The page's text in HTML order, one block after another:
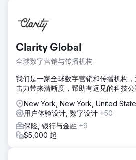
Cleverpup 需要的不仅仅是一个网站
随业务增长的数字化基础。通用的、
在局限性：功能僵化、设计千篇一律以
需要一个合作伙伴，能够打造在竞争激
解决方案
为了在 Shopify 上实现他们的愿景，我
并打造了真正定制化的购物体验。我们
特性，将他们的产品置于中心位置，同
程。除了网站发布之外，我们还提供持
务——构建定制功能，保持品牌的新鲜
无瑕，并根据客户行为实施数据驱动的
Clarity Global
全球数字营销与传播机构
我们是一家全球数字营销和传播机构
击力带来清晰度，帮助有远见的科技公
New York, New York, United
用户体验设计, 数字设计 +50
保险, 银行与金融 +9
$5,000 起